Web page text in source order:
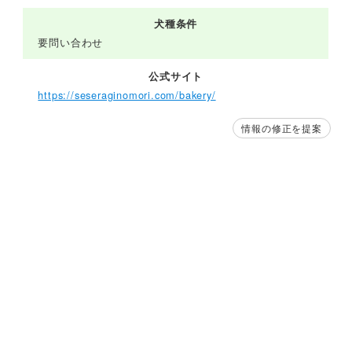
犬種条件
要問い合わせ
公式サイト
https://seseraginomori.com/bakery/
情報の修正を提案